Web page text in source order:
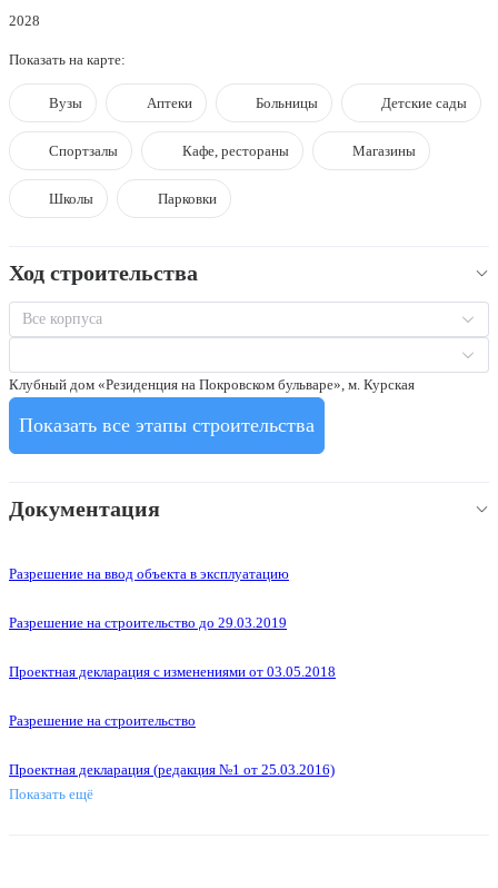
2028
Показать на карте:
Вузы Аптеки Больницы Детские сады
Спортзалы Кафе, рестораны Магазины
Школы Парковки
Ход строительства
Все корпуса
Клубный дом «Резиденция на Покровском бульваре», м. Курская
Показать все этапы строительства
Документация
Разрешение на ввод объекта в эксплуатацию
Разрешение на строительство до 29.03.2019
Проектная декларация с изменениями от 03.05.2018
Разрешение на строительство
Проектная декларация (редакция №1 от 25.03.2016)
Показать ещё